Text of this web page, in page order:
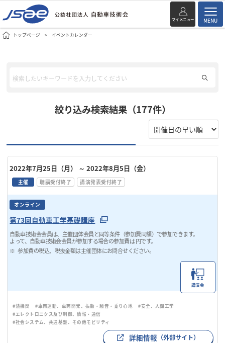
マイメニュー MENU
トップページ イベントカレンダー
絞り込み検索結果（177件）
2022年7月25日（月） ～ 2022年8月5日（金）
主催 聴講受付終了 講演発表受付終了
オンライン
第73回自動車工学基礎講座
自動車技術会会員は、主催団体会員と同等条件（参加費同額）で参加できます。
よって、自動車技術会会員が参加する場合の参加費は 円です。
参加費の税込、税抜金額は主催団体にお問合せください。
講演会
#熱機関 #車両運動、車両開発、振動・騒音・乗り心地
#安全、人間工学
#エレクトロニクス及び制御、情報・通信
#社会システム、共通基盤、その他モビリティ
詳細情報 （外部サイト）